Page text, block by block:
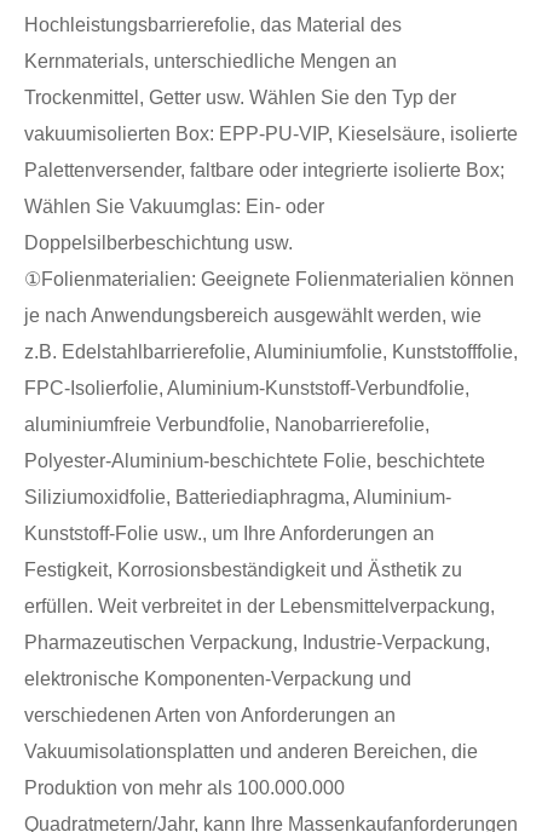
Hochleistungsbarrierefolie, das Material des
Kernmaterials, unterschiedliche Mengen an
Trockenmittel, Getter usw. Wählen Sie den Typ der
vakuumisolierten Box: EPP-PU-VIP, Kieselsäure, isolierte
Palettenversender, faltbare oder integrierte isolierte Box;
Wählen Sie Vakuumglas: Ein- oder
Doppelsilberbeschichtung usw.
①Folienmaterialien: Geeignete Folienmaterialien können
je nach Anwendungsbereich ausgewählt werden, wie
z.B. Edelstahlbarrierefolie, Aluminiumfolie, Kunststofffolie,
FPC-Isolierfolie, Aluminium-Kunststoff-Verbundfolie,
aluminiumfreie Verbundfolie, Nanobarrierefolie,
Polyester-Aluminium-beschichtete Folie, beschichtete
Siliziumoxidfolie, Batteriediaphragma, Aluminium-
Kunststoff-Folie usw., um Ihre Anforderungen an
Festigkeit, Korrosionsbeständigkeit und Ästhetik zu
erfüllen. Weit verbreitet in der Lebensmittelverpackung,
Pharmazeutischen Verpackung, Industrie-Verpackung,
elektronische Komponenten-Verpackung und
verschiedenen Arten von Anforderungen an
Vakuumisolationsplatten und anderen Bereichen, die
Produktion von mehr als 100.000.000
Quadratmetern/Jahr, kann Ihre Massenkaufanforderungen